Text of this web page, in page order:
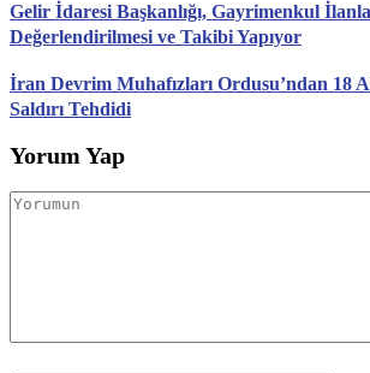
Gelir İdaresi Başkanlığı, Gayrimenkul
Değerlendirilmesi ve Takibi Yapıyor
İran Devrim Muhafızları Ordusu’ndan 18
Saldırı Tehdidi
Yorum Yap